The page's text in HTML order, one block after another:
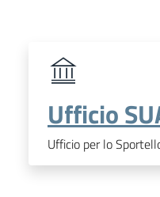
Ufficio
Ufficio per lo